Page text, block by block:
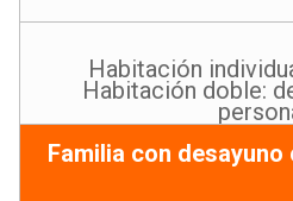
Habitación
Habitación doble:
Familia con